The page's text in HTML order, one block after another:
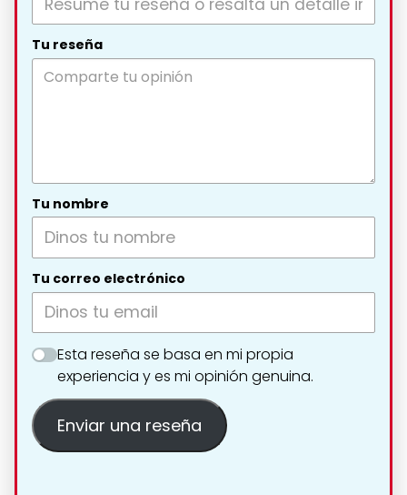
Tu reseña
Tu nombre
Tu correo electrónico
Esta reseña se basa en mi propia
experiencia y es mi opinión genuina.
Enviar una reseña